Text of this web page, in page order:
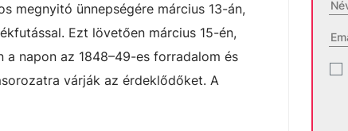
megnyitó ünnepségére március 13-án,
Ezt lövetően március 15-én,
napon az 1848–49-es forradalom és
várják az érdeklődőket. A